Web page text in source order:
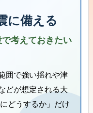
に備える
考えておきたい
囲で強い揺れや津
どが想定される大
どうするか」だけ